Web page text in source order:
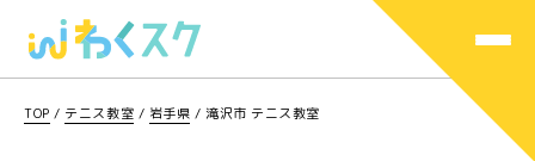
TOP / テニス教室 / 岩手県 /滝沢市 テニス教室